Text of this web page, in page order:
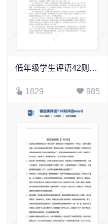
低年级学生评语42则评语word模板
1829 985